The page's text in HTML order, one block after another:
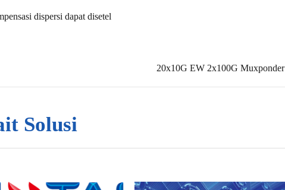
dispersi dapat disetel
20x10G EW 2x100G Muxponder
Solusi